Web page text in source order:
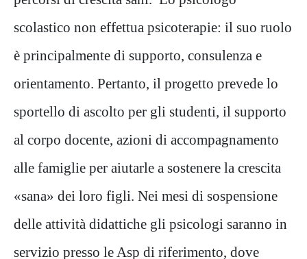
scolastico non effettua psicoterapie: il suo ruolo
è principalmente di supporto, consulenza e
orientamento. Pertanto, il progetto prevede lo
sportello di ascolto per gli studenti, il supporto
al corpo docente, azioni di accompagnamento
alle famiglie per aiutarle a sostenere la crescita
«sana» dei loro figli. Nei mesi di sospensione
delle attività didattiche gli psicologi saranno in
servizio presso le Asp di riferimento, dove